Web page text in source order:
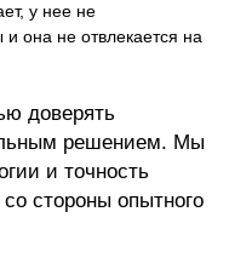
у нее не
она не отвлекается на
доверять
решением. Мы
и точность
стороны опытного